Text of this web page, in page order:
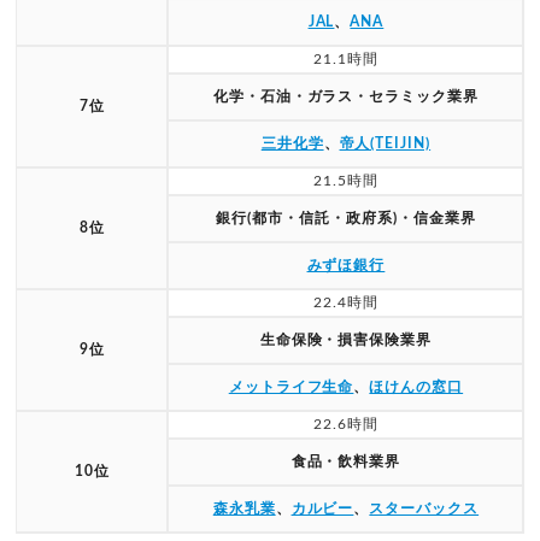
JAL、ANA
7位
21.1時間
化学・石油・ガラス・セラミック業界
三井化学、 帝人(TEIJIN)
8位
21.5時間
銀行(都市・信託・政府系)・信金業界
みずほ銀行
9位
22.4時間
生命保険・損害保険業界
メットライフ生命、ほけんの窓口
10位
22.6時間
食品・飲料業界
森永乳業、 カルビー、 スターバックス